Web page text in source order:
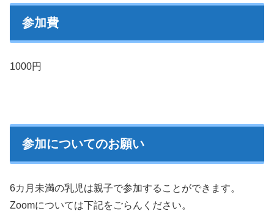
参加費
1000円
参加についてのお願い
6カ月未満の乳児は親子で参加することができます。
Zoomについては下記をごらんください。